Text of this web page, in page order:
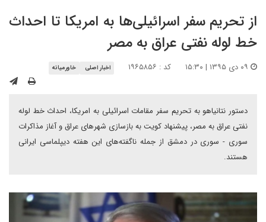
از تحریم سفر اسرائیلی‌ها به امریکا تا احداث
خط لوله نفتی عراق به مصر
کد : ۱۹۶۵۸۵۶ اخبار اصلی خاورمیانه
دستور نتانیاهو به تحریم سفر مقامات اسرائیلی به امریکا، احداث خط لوله
نفتی عراق به مصر، پیشنهاد کویت به بازسازی شهرهای عراق و آغاز مذاکرات
سوری - سوری در دمشق از جمله ناگفته‌های این هفته دیپلماسی ایرانی
هستند.